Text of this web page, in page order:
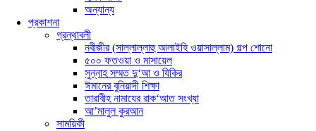
অন্যান্য
প্রকাশনা
গ্রন্থাবলী
নবীজীর (সাল্লাল্লাহু আলাইহি ওয়াসাল্লাম) গল্প শোনো
৫০০ ফতওয়া ও মাসায়েল
সুন্নাহ সম্মত দু‘আ ও যিকির
ঈমানের বুনিয়াদী শিক্ষা
তারাবীহ নামাযের রাক‘আত সংখ্যা
আ’মালুল কুরআন
সাময়িকী